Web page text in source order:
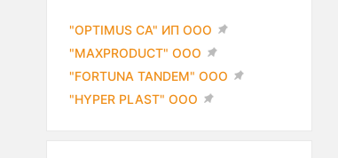
"OPTIMUS CA" ИП ООО
"MAXPRODUCT" ООО
"FORTUNA TANDEM" ООО
"HYPER PLAST" ООО